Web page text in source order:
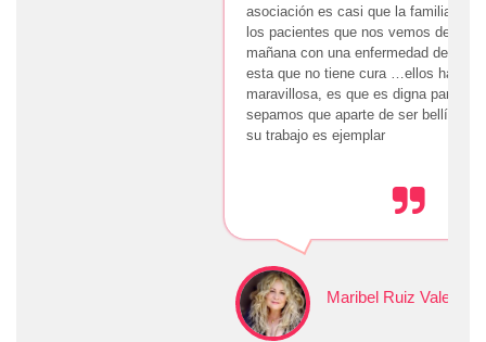
asociación es casi que la familia que buscamos
los pacientes que nos vemos de la noche a la
mañana con una enfermedad degenerativa como
esta que no tiene cura …ellos hacen una labor
maravillosa, es que es digna para que todos
sepamos que aparte de ser bellísimas personas,
Maribel Ruiz Valenzuela